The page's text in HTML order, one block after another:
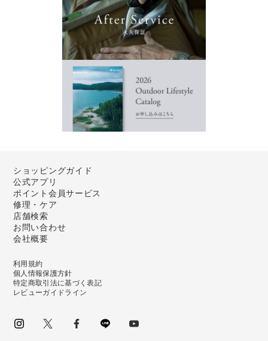
ショッピングガイド
公式アプリ
ポイント会員サービス
修理・ケア
店舗検索
お問い合わせ
会社概要
利用規約
個人情報保護方針
特定商取引法に基づく表記
レビューガイドライン